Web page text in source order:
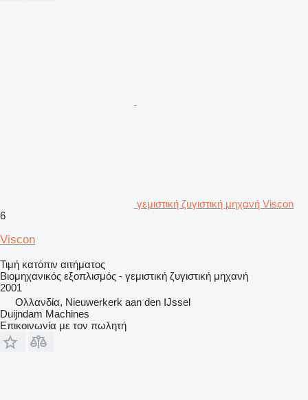
γεμιστική ζυγιστική μηχανή Viscon
6
Viscon
Τιμή κατόπιν αιτήματος
Βιομηχανικός εξοπλισμός - γεμιστική ζυγιστική μηχανή
2001
Ολλανδία, Nieuwerkerk aan den IJssel
Duijndam Machines
Επικοινωνία με τον πωλητή